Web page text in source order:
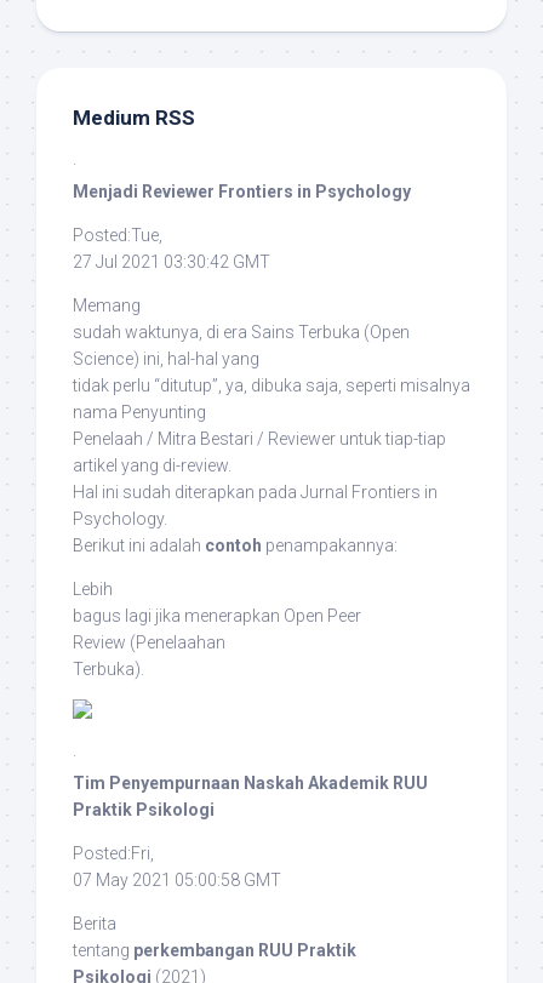
Medium RSS
·
Menjadi Reviewer Frontiers in Psychology
Posted:Tue,
27 Jul 2021 03:30:42 GMT
Memang
sudah waktunya, di era Sains Terbuka (Open
Science) ini, hal-hal yang
tidak perlu “ditutup”, ya, dibuka saja, seperti misalnya
nama Penyunting
Penelaah / Mitra Bestari / Reviewer untuk tiap-tiap
artikel yang di-review.
Hal ini sudah diterapkan pada Jurnal Frontiers in
Psychology.
Berikut ini adalah contoh penampakannya:
Lebih
bagus lagi jika menerapkan Open Peer
Review (Penelaahan
Terbuka).
·
Tim Penyempurnaan Naskah Akademik RUU
Praktik Psikologi
Posted:Fri,
07 May 2021 05:00:58 GMT
Berita
tentang perkembangan RUU Praktik
Psikologi (2021)